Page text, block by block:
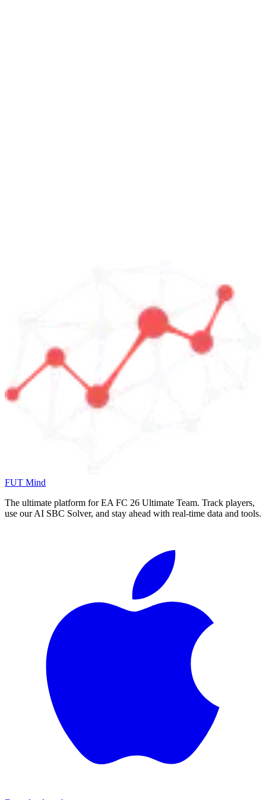
FUT Mind
The ultimate platform for EA FC 26 Ultimate Team. Track players,
use our AI SBC Solver, and stay ahead with real-time data and tools.